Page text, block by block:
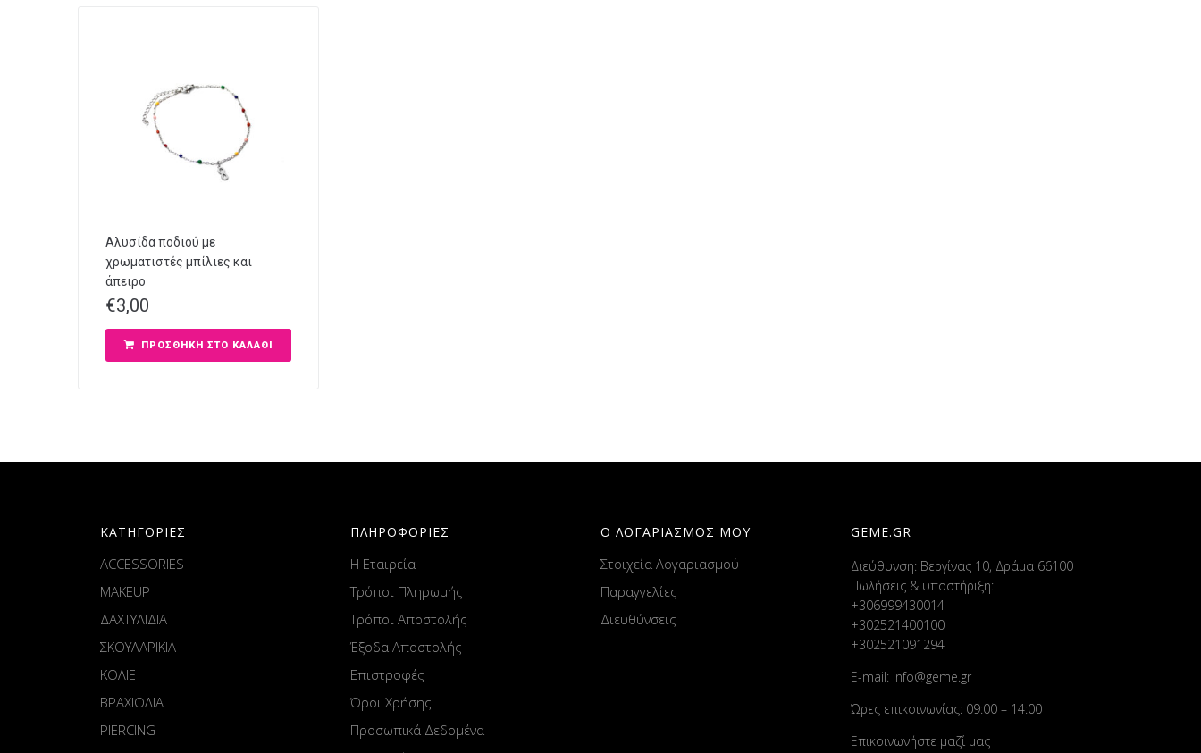
Αλυσίδα ποδιού με
χρωματιστές μπίλιες και
άπειρο
€3,00
ΠΡΟΣΘΉΚΗ ΣΤΟ ΚΑΛΆΘΙ
ΚΑΤΗΓΟΡΙΕΣ
ACCESSORIES
MAKEUP
ΔΑΧΤΥΛΙΔΙΑ
ΣΚΟΥΛΑΡΙΚΙΑ
ΚΟΛΙΕ
ΒΡΑΧΙΟΛΙΑ
PIERCING
ΠΛΗΡΟΦΟΡΙΕΣ
Η Εταιρεία
Τρόποι Πληρωμής
Τρόποι Αποστολής
Έξοδα Αποστολής
Επιστροφές
Όροι Χρήσης
Προσωπικά Δεδομένα
Ο ΛΟΓΑΡΙΑΣΜΟΣ ΜΟΥ
Στοιχεία Λογαριασμού
Παραγγελίες
Διευθύνσεις
GEME.GR
Διεύθυνση: Βεργίνας 10, Δράμα 66100
Πωλήσεις & υποστήριξη:
+306999430014
+302521400100
+302521091294
E-mail: info@geme.gr
Ώρες επικοινωνίας: 09:00 – 14:00
Επικοινωνήστε μαζί μας